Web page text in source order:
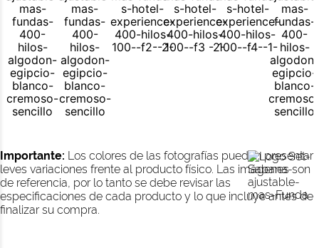
Importante: Los colores de las fotografías pueden presentar
leves variaciones frente al producto físico. Las imágenes son
de referencia, por lo tanto se debe revisar las
especificaciones de cada producto y lo que incluye antes de
finalizar su compra.